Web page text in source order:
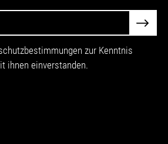
zur Kenntnis
ihnen einverstanden.